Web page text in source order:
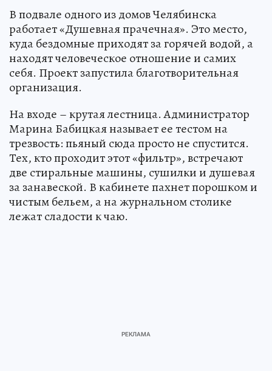
В подвале одного из домов Челябинска
работает «Душевная прачечная». Это место,
куда бездомные приходят за горячей водой, а
находят человеческое отношение и самих
себя. Проект запустила благотворительная
организация.
На входе – крутая лестница. Администратор
Марина Бабицкая называет ее тестом на
трезвость: пьяный сюда просто не спустится.
Тех, кто проходит этот «фильтр», встречают
две стиральные машины, сушилки и душевая
за занавеской. В кабинете пахнет порошком и
чистым бельем, а на журнальном столике
лежат сладости к чаю.